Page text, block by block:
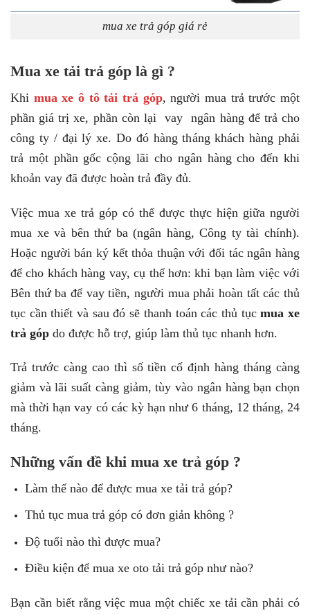
mua xe trả góp giá rẻ
Mua xe tải trả góp là gì ?
Khi mua xe ô tô tải trả góp, người mua trả trước một
phần giá trị xe, phần còn lại vay ngân hàng để trả cho
công ty / đại lý xe. Do đó hàng tháng khách hàng phải
trả một phần gốc cộng lãi cho ngân hàng cho đến khi
khoản vay đã được hoàn trả đầy đủ.
Việc mua xe trả góp có thể được thực hiện giữa người
mua xe và bên thứ ba (ngân hàng, Công ty tài chính).
Hoặc người bán ký kết thỏa thuận với đối tác ngân hàng
để cho khách hàng vay, cụ thể hơn: khi bạn làm việc với
Bên thứ ba để vay tiền, người mua phải hoàn tất các thủ
tục cần thiết và sau đó sẽ thanh toán các thủ tụcmua xe
trả góp do được hỗ trợ, giúp làm thủ tục nhanh hơn.
Trả trước càng cao thì số tiền cố định hàng tháng càng
giảm và lãi suất càng giảm, tùy vào ngân hàng bạn chọn
mà thời hạn vay có các kỳ hạn như 6 tháng, 12 tháng, 24
tháng.
Những vấn đề khi mua xe trả góp ?
Làm thế nào để được mua xe tải trả góp?
Thủ tục mua trả góp có đơn giản không ?
Độ tuổi nào thì được mua?
Điều kiện để mua xe oto tải trả góp như nào?
Bạn cần biết rằng việc mua một chiếc xe tải cần phải có